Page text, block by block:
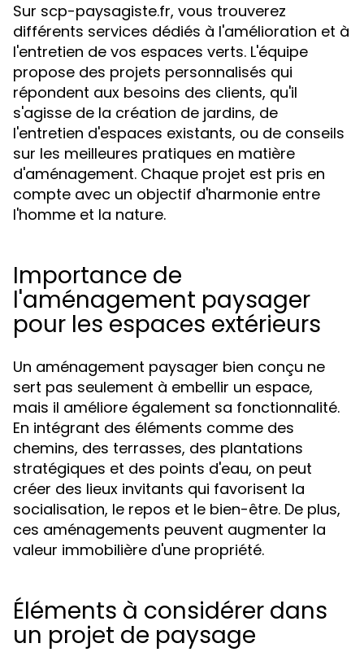
Sur scp-paysagiste.fr, vous trouverez
différents services dédiés à l'amélioration et à
l'entretien de vos espaces verts. L'équipe
propose des projets personnalisés qui
répondent aux besoins des clients, qu'il
s'agisse de la création de jardins, de
l'entretien d'espaces existants, ou de conseils
sur les meilleures pratiques en matière
d'aménagement. Chaque projet est pris en
compte avec un objectif d'harmonie entre
l'homme et la nature.
Importance de
l'aménagement paysager
pour les espaces extérieurs
Un aménagement paysager bien conçu ne
sert pas seulement à embellir un espace,
mais il améliore également sa fonctionnalité.
En intégrant des éléments comme des
chemins, des terrasses, des plantations
stratégiques et des points d'eau, on peut
créer des lieux invitants qui favorisent la
socialisation, le repos et le bien-être. De plus,
ces aménagements peuvent augmenter la
valeur immobilière d'une propriété.
Éléments à considérer dans
un projet de paysage